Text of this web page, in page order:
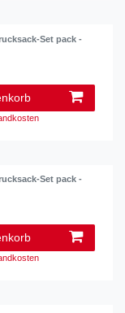
Set pack -
Set pack -